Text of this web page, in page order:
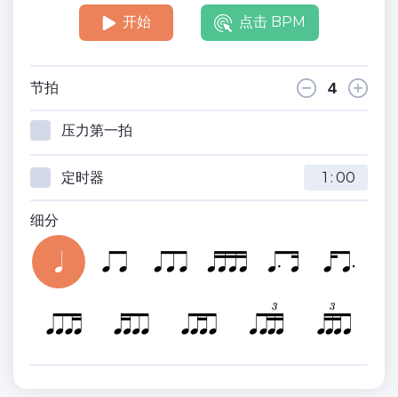
开始 点击 BPM
节拍
压力第一拍
定时器 :
细分